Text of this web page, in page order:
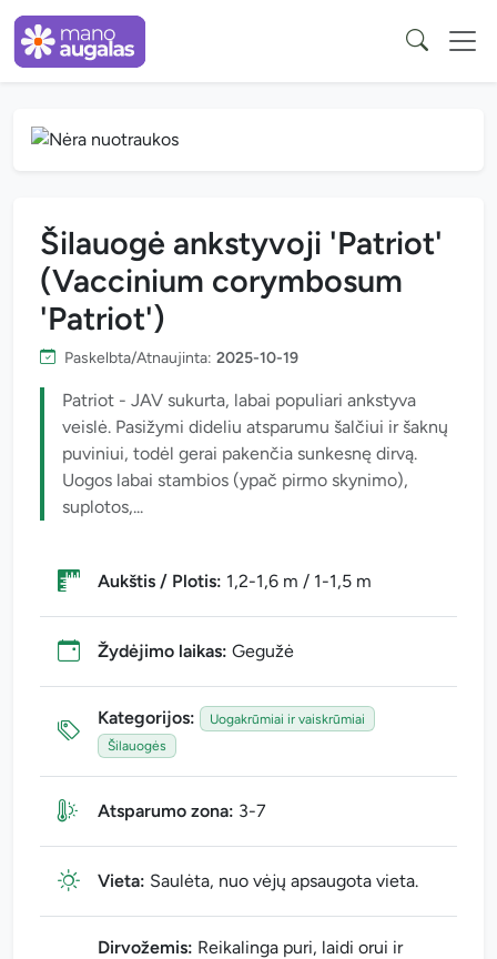
Šilauogė ankstyvoji 'Patriot'
(Vaccinium corymbosum
'Patriot')
Paskelbta/Atnaujinta: 2025-10-19
Patriot - JAV sukurta, labai populiari ankstyva
veislė. Pasižymi dideliu atsparumu šalčiui ir šaknų
puviniui, todėl gerai pakenčia sunkesnę dirvą.
Uogos labai stambios (ypač pirmo skynimo),
suplotos,...
Aukštis / Plotis: 1,2-1,6 m / 1-1,5 m
Žydėjimo laikas: Gegužė
Kategorijos:
Uogakrūmiai ir vaiskrūmiai
Šilauogės
Atsparumo zona: 3-7
Vieta: Saulėta, nuo vėjų apsaugota vieta.
Dirvožemis: Reikalinga puri, laidi orui ir